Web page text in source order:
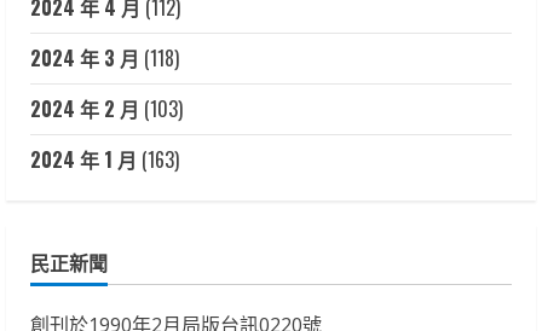
2024 年 4 月 (112)
2024 年 3 月 (118)
2024 年 2 月 (103)
2024 年 1 月 (163)
民正新聞
創刊於1990年2月局版台訊0220號